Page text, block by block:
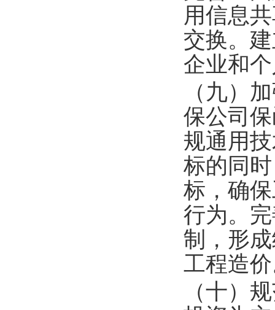
用信息
交换。
企业和
（九）
保公司
规通用
标的同
标，确
行为。
制，形
工程造
（十）